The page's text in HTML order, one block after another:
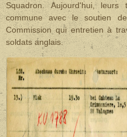
Squadron. Aujourd'hui,
commune avec le soutien
Commission qui entretien à
soldats anglais.